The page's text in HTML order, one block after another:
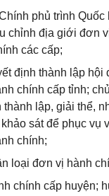
phủ trình
chỉnh địa giới đơn
các cấp;
định thành lập
chính cấp tỉnh;
thành lập, giải thể,
sát để phục vụ
chính;
loại đơn vị hành
chính cấp huyện;